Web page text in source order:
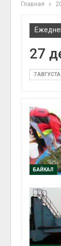
Главная
27
7 АВГУСТА
БАЙКАЛ